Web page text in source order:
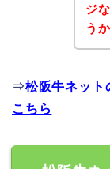
ジ
う
⇒松阪牛ネット
こちら